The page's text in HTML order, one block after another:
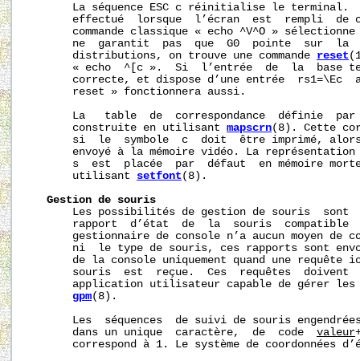
La séquence ESC c réinitialise le terminal.
effectué  lorsque  l’écran  est  rempli  de
commande classique « echo ^V^O »
ne  garantit  pas  que  G0  pointe  sur  la
       distributions, on trouve une commande
reset
« echo  ^[c ».  Si  l’entrée  de  la  base
correcte, et dispose d’une entrée  rs1=\Ec
       reset » fonctionnera aussi.
La   table  de  correspondance  définie
       construite en utilisant
mapscrn(8). Cette
si  le  symbole  c  doit  être imprimé,
envoyé à la mémoire vidéo. La
s  est  placée  par  défaut  en mémoire
       utilisant
setfont (8).
Gestion de souris
Les possibilités de gestion de souris  sont
rapport  d’état  de  la  souris
gestionnaire de console n’a aucun moyen de
ni  le type de souris, ces rapports sont
de la console uniquement quand une requête
souris  est  reçue.  Ces  requêtes  doivent
application utilisateur capable de gérer
gpm(8).
Les  séquences  de suivi de souris
       dans un unique  caractère,  de  code
valeur
correspond à 1. Le système de coordonnées